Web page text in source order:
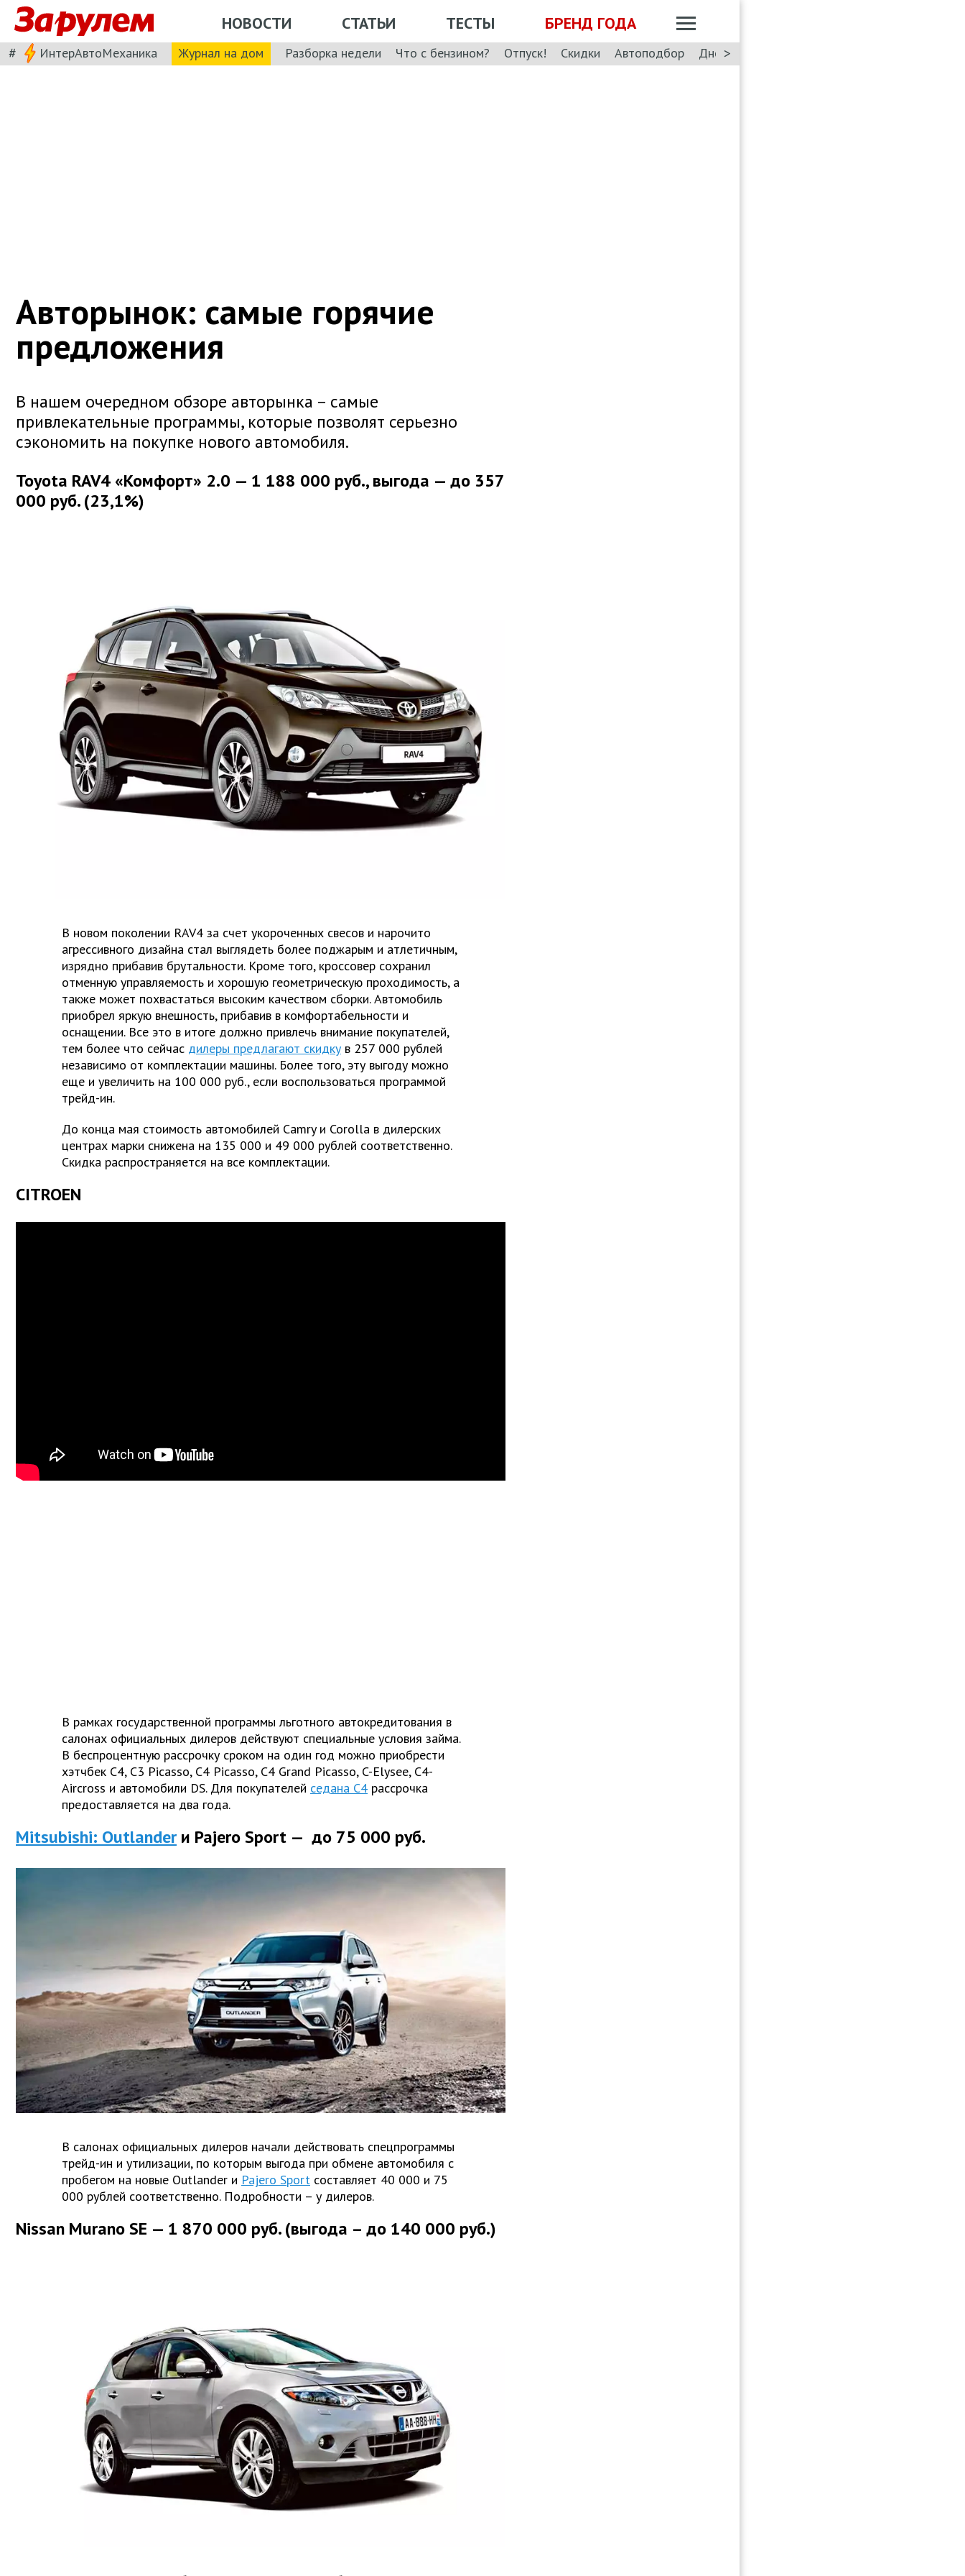
НОВОСТИ СТАТЬИ ТЕСТЫ БРЕНД ГОДА
# ИнтерАвтоМеханика Журнал на дом Разборка недели Что с бензином? Отпуск! Скидки Автоподбор Дневник: Лада Искра
>
Авторынок: самые горячие
предложения
В нашем очередном обзоре авторынка – самые
привлекательные программы, которые позволят серьезно
сэкономить на покупке нового автомобиля.
Toyota RAV4 «Комфорт» 2.0 — 1 188 000 руб., выгода — до 357
000 руб. (23,1%)
В новом поколении RAV4 за счет укороченных свесов и нарочито
агрессивного дизайна стал выглядеть более поджарым и атлетичным,
изрядно прибавив брутальности. Кроме того, кроссовер сохранил
отменную управляемость и хорошую геометрическую проходимость, а
также может похвастаться высоким качеством сборки. Автомобиль
приобрел яркую внешность, прибавив в комфортабельности и
оснащении. Все это в итоге должно привлечь внимание покупателей,
тем более что сейчас дилеры предлагают скидку в 257 000 рублей
независимо от комплектации машины. Более того, эту выгоду можно
еще и увеличить на 100 000 руб., если воспользоваться программой
трейд-ин.
До конца мая стоимость автомобилей Camry и Corolla в дилерских
центрах марки снижена на 135 000 и 49 000 рублей соответственно.
Скидка распространяется на все комплектации.
CITROEN
В рамках государственной программы льготного автокредитования в
салонах официальных дилеров действуют специальные условия займа.
В беспроцентную рассрочку сроком на один год можно приобрести
хэтчбек C4, C3 Picasso, C4 Picasso, C4 Grand Picasso, C-Elysee, C4-
Aircross и автомобили DS. Для покупателей седана C4 рассрочка
предоставляется на два года.
Mitsubishi: Outlander и Pajero Sport — до 75 000 руб.
В салонах официальных дилеров начали действовать спецпрограммы
трейд-ин и утилизации, по которым выгода при обмене автомобиля с
пробегом на новые Outlander и Pajero Sport составляет 40 000 и 75
000 рублей соответственно. Подробности – у дилеров.
Nissan Murano SE — 1 870 000 руб. (выгода – до 140 000 руб.)